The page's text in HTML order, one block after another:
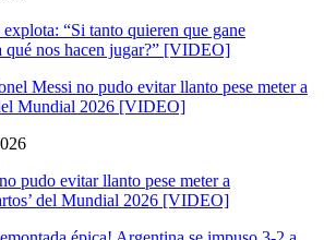
Messi no pudo evitar llanto pese meter a
Mundial 2026 [VIDEO]